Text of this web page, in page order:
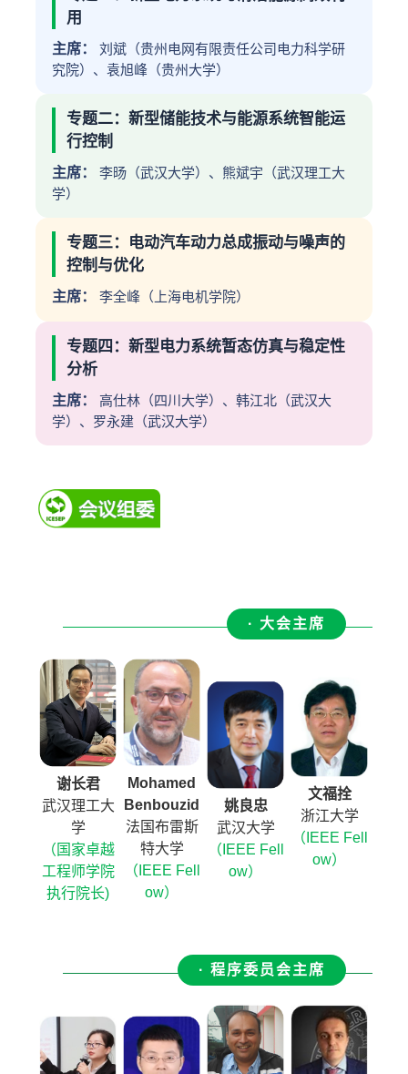
用
主席：
刘斌（贵州电网有限责任公司电力科学研
究院）、袁旭峰（贵州大学）
专题二：新型储能技术与能源系统智能运
行控制
主席：
李旸（武汉大学）、熊斌宇（武汉理工大
学）
专题三：电动汽车动力总成振动与噪声的
控制与优化
主席： 李全峰（上海电机学院）
专题四：新型电力系统暂态仿真与稳定性
分析
主席：
高仕林（四川大学）、韩江北（武汉大
学）、罗永建（武汉大学）
· 大会主席
谢长君
武汉理工大
学
（国家卓越
工程师学院
执行院长)
Mohamed
Benbouzid
法国布雷斯
特大学
（IEEE Fell
ow）
姚良忠
武汉大学
（IEEE Fell
ow）
文福拴
浙江大学
（IEEE Fell
ow）
· 程序委员会主席